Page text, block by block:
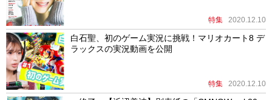
特集 2020.12.10
白石聖、初のゲーム実況に挑戦！マリオカート8 デ
ラックスの実況動画を公開
特集 2020.12.10